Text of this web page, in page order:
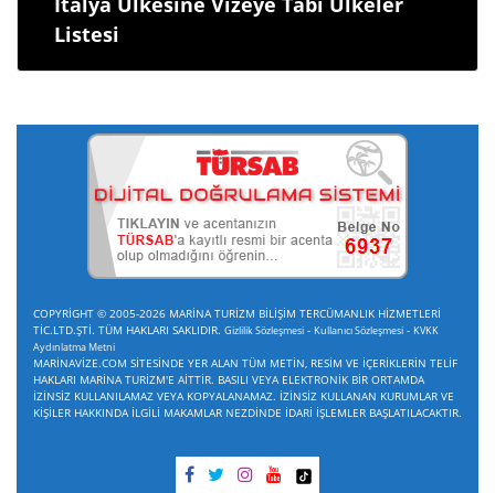
Listesi
COPYRİGHT © 2005-2026 MARİNA TURİZM BİLİŞİM TERCÜMANLIK HİZMETLERİ
TİC.LTD.ŞTİ. TÜM HAKLARI SAKLIDIR. Gizlilik Sözleşmesi - Kullanıcı Sözleşmesi - KVKK
Aydınlatma Metni
MARİNAVİZE.COM SİTESİNDE YER ALAN TÜM METİN, RESİM VE İÇERİKLERİN TELİF
HAKLARI MARİNA TURİZM'E AİTTİR. BASILI VEYA ELEKTRONİK BİR ORTAMDA
İZİNSİZ KULLANILAMAZ VEYA KOPYALANAMAZ. İZİNSİZ KULLANAN KURUMLAR VE
KİŞİLER HAKKINDA İLGİLİ MAKAMLAR NEZDİNDE İDARİ İŞLEMLER BAŞLATILACAKTIR.